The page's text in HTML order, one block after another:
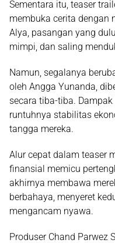
Sementara itu, teaser
membuka cerita dengan
Alya, pasangan yang
mimpi, dan saling
Namun, segalanya
oleh Angga Yunanda,
secara tiba-tiba.
runtuhnya stabilitas
tangga mereka.
Alur cepat dalam teaser
finansial memicu
akhirnya membawa
berbahaya, menyeret
mengancam nyawa.
Produser Chand Parwez